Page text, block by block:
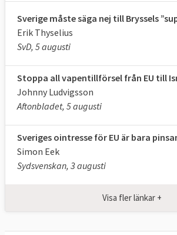
om jobben, eftersom EU är vår
marknad”.
Sammantaget, visar
undersökningar, tycks syftet
svenska EU-medlemskapet
att stärka landets ekonomi och
Två andra utmärkande drag i
politik är den relativt höga
enighet i riksdagen, se nedan,
Sverige oavsett regering nästan
Sverige måste säga nej till Bryssels
Erik Thyselius
SvD, 5 augusti
Stoppa all vapentillförsel från EU till
Johnny Ludvigsson
Aftonbladet, 5 augusti
Sveriges ointresse för EU är bara
Simon Eek
Sydsvenskan, 3 augusti
Visa fler länkar +